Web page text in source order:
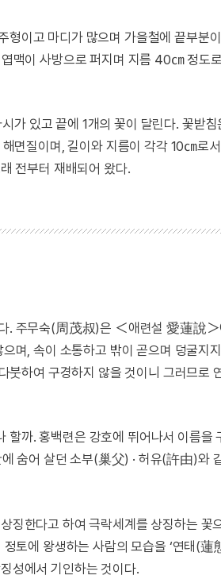
형이고 마디가 많으며 가을철에 끝부분
맥이 사방으로 퍼지며 지름 40㎝ 정도
가 있고 끝에 1개의 꽃이 달린다. 꽃받침
면질이며, 길이와 지름이 각각 10㎝로
전부터 재배되어 왔다.
. 주무숙(周茂叔)은 ＜애련설 愛蓮說
며, 속이 소통하고 밖이 곧으며 덩굴지
붓하여 구경하지 않을 것이니 그러므로
까. 홍백련은 강호에 뛰어나서 이름을
숨어 살던 소부(巢父) · 허유(許由)와
징한다고 하여 극락세계를 상징하는 꽃
토에 왕생하는 사람의 모습을 ‘연태(蓮
성에서 기인하는 것이다.